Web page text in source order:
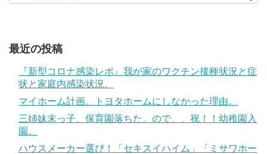
最近の投稿
『新型コロナ感染レポ』我が家のワクチン接種状況と症
状と家庭内感染状況。
マイホーム計画。トヨタホームにしなかった理由。
三姉妹末っ子、保育園落ちた。ので、、祝！！幼稚園入
園。
ハウスメーカー選び！「セキスイハイム」「ミサワホー